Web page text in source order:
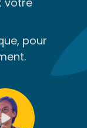
pour